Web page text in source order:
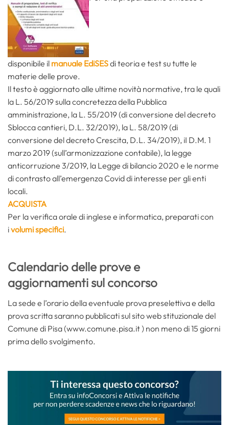
disponibile il manuale EdiSESdi teoria e test su tutte le
materie delle prove.
Il testo è aggiornato alle ultime novità normative, tra le quali
la L. 56/2019 sulla concretezza della Pubblica
amministrazione, la L. 55/2019 (di conversione del decreto
Sblocca cantieri, D.L. 32/2019), la L. 58/2019 (di
conversione del decreto Crescita, D.L. 34/2019), iI D.M. 1
marzo 2019 (sull’armonizzazione contabile), la legge
anticorruzione 3/2019, la Legge di bilancio 2020 e le norme
di contrasto all’emergenza Covid di interesse per gli enti
locali.
ACQUISTA
Per la verifica orale di inglese e informatica, preparati con
ivolumi specifici.
Calendario delle prove e
aggiornamenti sul concorso
La sede e l’orario della eventuale prova preselettiva e della
prova scritta saranno pubblicati sul sito web stituzionale del
Comune di Pisa (www.comune.pisa.it ) non meno di 15 giorni
prima dello svolgimento.